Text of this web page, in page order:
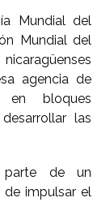
Mundial del
Mundial del
agencia de
en bloques
las
parte de un
impulsar el